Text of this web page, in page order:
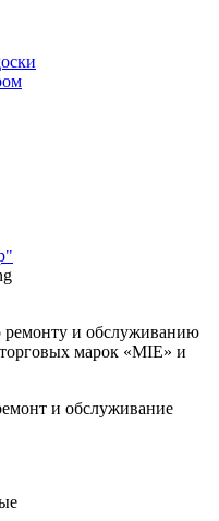
ремонту и обслуживанию
марок «MIE» и
и обслуживание